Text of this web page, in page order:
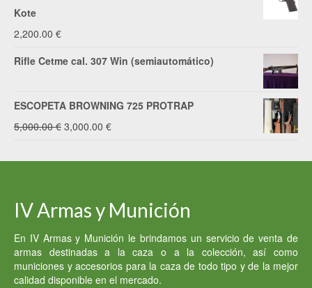
Kote
2,200.00 €
Rifle Cetme cal. 307 Win (semiautomático)
ESCOPETA BROWNING 725 PROTRAP
5,000.00€ El
5,000.00 €.
3,000.00 €El
3,000.00 €.
IV Armas y Munición
En IV Armas y Munición le brindamos un servicio de venta de
armas destinadas a la caza o a la colección, así como
municiones y accesorios para la caza de todo tipo y de la mejor
calidad disponible en el mercado.